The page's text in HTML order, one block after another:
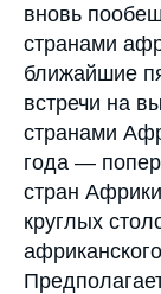
вновь
странами
ближайшие
встречи на
странами
года —
стран
круглых